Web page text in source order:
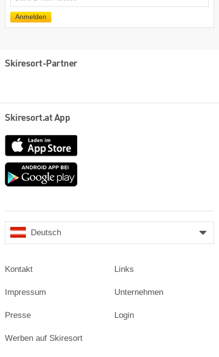
Mail
Anmelden
Skiresort-Partner
Skiresort.at App
App
Store
Google
Deutsch
Kontakt
Impressum
Presse
Links
Unternehmen
Login
Werben auf Skiresort